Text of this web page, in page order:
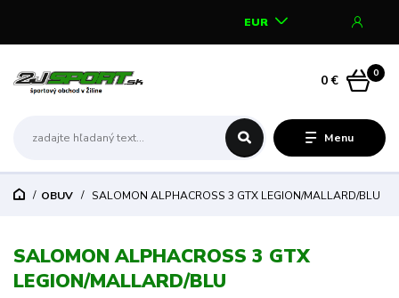
Menu
EUR
0
0 €
OBUV SALOMON ALPHACROSS 3 GTX LEGION/MALLARD/BLU
SALOMON ALPHACROSS 3 GTX
LEGION/MALLARD/BLU